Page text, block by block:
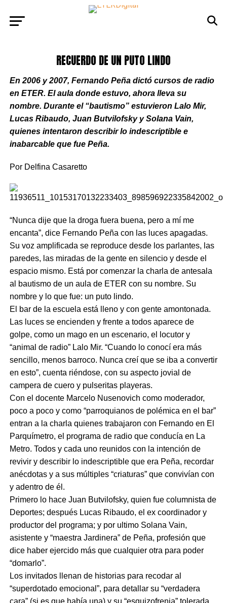
RECUERDO DE UN PUTO LINDO
En 2006 y 2007, Fernando Peña dictó cursos de radio
en ETER. El aula donde estuvo, ahora lleva su
nombre. Durante el “bautismo” estuvieron Lalo Mir,
Lucas Ribaudo, Juan Butvilofsky y Solana Vain,
quienes intentaron describir lo indescriptible e
inabarcable que fue Peña.
Por Delfina Casaretto
“Nunca dije que la droga fuera buena, pero a mí me
encanta”, dice Fernando Peña con las luces apagadas.
Su voz amplificada se reproduce desde los parlantes, las
paredes, las miradas de la gente en silencio y desde el
espacio mismo. Está por comenzar la charla de antesala
al bautismo de un aula de ETER con su nombre. Su
nombre y lo que fue: un puto lindo.
El bar de la escuela está lleno y con gente amontonada.
Las luces se encienden y frente a todos aparece de
golpe, como un mago en un escenario, el locutor y
“animal de radio” Lalo Mir. “Cuando lo conocí era más
sencillo, menos barroco. Nunca creí que se iba a convertir
en esto”, cuenta riéndose, con su aspecto jovial de
campera de cuero y pulseritas playeras.
Con el docente Marcelo Nusenovich como moderador,
poco a poco y como “parroquianos de polémica en el bar”
entran a la charla quienes trabajaron con Fernando en El
Parquímetro, el programa de radio que conducía en La
Metro. Todos y cada uno reunidos con la intención de
revivir y describir lo indescriptible que era Peña, recordar
anécdotas y a sus múltiples “criaturas” que convivían con
y adentro de él.
Primero lo hace Juan Butvilofsky, quien fue columnista de
Deportes; después Lucas Ribaudo, el ex coordinador y
productor del programa; y por ultimo Solana Vain,
asistente y “maestra Jardinera” de Peña, profesión que
dice haber ejercido más que cualquier otra para poder
“domarlo”.
Los invitados llenan de historias para recodar al
“superdotado emocional”, para detallar su “verdadera
cara” (si es que había una) y su “esquizofrenia” tolerada